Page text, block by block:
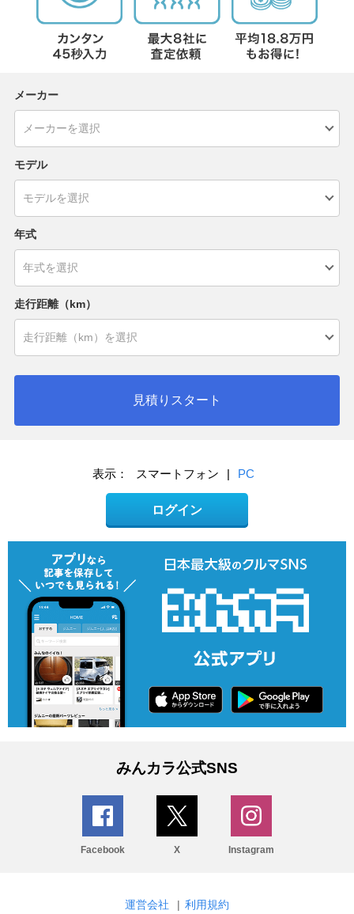
メーカー
モデル
年式
走行距離（km）
見積りスタート
表示： スマートフォン | PC
ログイン
みんカラ公式SNS
Facebook X Instagram
運営会社 | 利用規約